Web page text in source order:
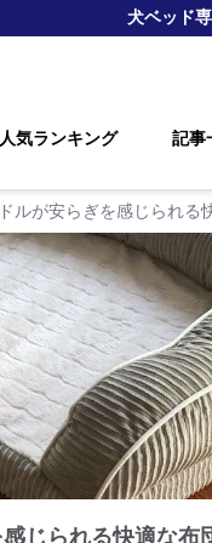
犬ベッド
気ランキング 記事
ルが安らぎを感じられる
じられる快適な布